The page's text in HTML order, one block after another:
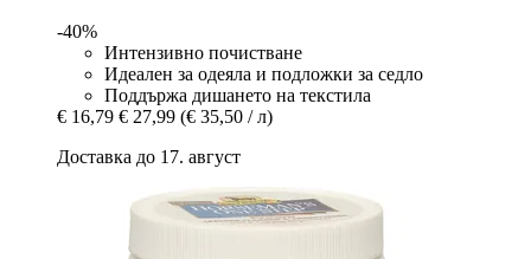
-40%
Интензивно почистване
Идеален за одеяла и подложки за седло
Поддържа дишането на текстила
€ 16,79 € 27,99 (€ 35,50 / л)
Доставка до 17. август